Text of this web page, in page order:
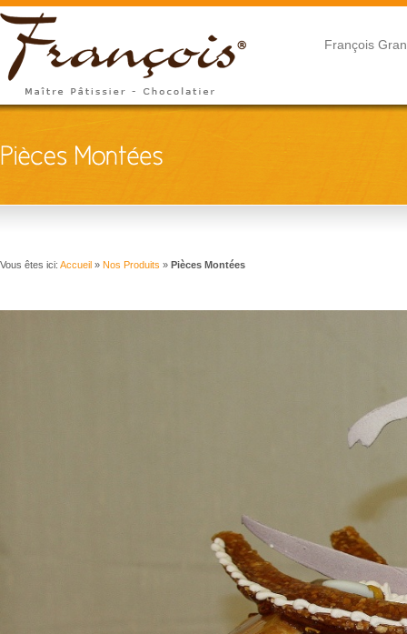
François
Vous êtes ici: Accueil » Nos Produits » Pièces Montées